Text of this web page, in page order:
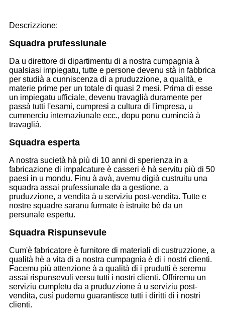
Descrizzione:
Squadra prufessiunale
Da u direttore di dipartimentu di a nostra cumpagnia à
qualsiasi impiegatu, tutte e persone devenu stà in fabbrica
per studià a cunniscenza di a pruduzzione, a qualità, e
materie prime per un totale di quasi 2 mesi. Prima di esse
un impiegatu ufficiale, devenu travaglià duramente per
passà tutti l'esami, cumpresi a cultura di l'impresa, u
cummerciu internaziunale ecc., dopu ponu cumincià à
travaglià.
Squadra esperta
A nostra sucietà hà più di 10 anni di sperienza in a
fabricazione di impalcature è casseri è hà servitu più di 50
paesi in u mondu. Finu à avà, avemu digià custruitu una
squadra assai prufessiunale da a gestione, a
pruduzzione, a vendita à u serviziu post-vendita. Tutte e
nostre squadre saranu furmate è istruite bè da un
persunale espertu.
Squadra Rispunsevule
Cum'è fabricatore è furnitore di materiali di custruzzione, a
qualità hè a vita di a nostra cumpagnia è di i nostri clienti.
Facemu più attenzione à a qualità di i prudutti è seremu
assai rispunsevuli versu tutti i nostri clienti. Offriremu un
serviziu cumpletu da a pruduzzione à u serviziu post-
vendita, cusì pudemu guarantisce tutti i diritti di i nostri
clienti.